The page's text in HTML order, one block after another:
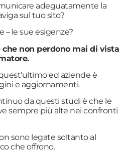
adeguatamente la
sul tuo sito?
– le sue esigenze?
non perdono mai di vista
ed aziende è
e aggiornamenti.
da questi studi è che le
sempre più alte nei confronti
sono legate soltanto al
che offrono.